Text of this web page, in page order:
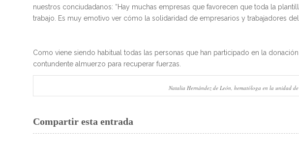
nuestros conciudadanos: “Hay muchas empresas que favorecen que toda la
trabajo. Es muy emotivo ver cómo la solidaridad de empresarios y trabajadores
Como viene siendo habitual todas las personas que han participado en la
contundente almuerzo para recuperar fuerzas.
Natalia Hernández de León, hematóloga en la unidad
Compartir esta entrada